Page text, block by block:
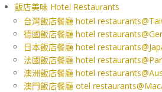
飯店美味 Hotel Restaurants
台灣飯店餐廳 hotel
德國飯店餐廳 hotel
日本飯店餐廳 hotel
法國飯店餐廳 hotel
澳洲飯店餐廳 hotel
澳門飯店餐廳 otel